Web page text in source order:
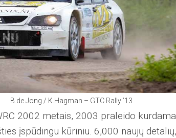
B.de Jong / K.Hagman – GTC Rally ’13
2002 metais, 2003 praleido
įspūdingu kūriniu. 6,000 naujų